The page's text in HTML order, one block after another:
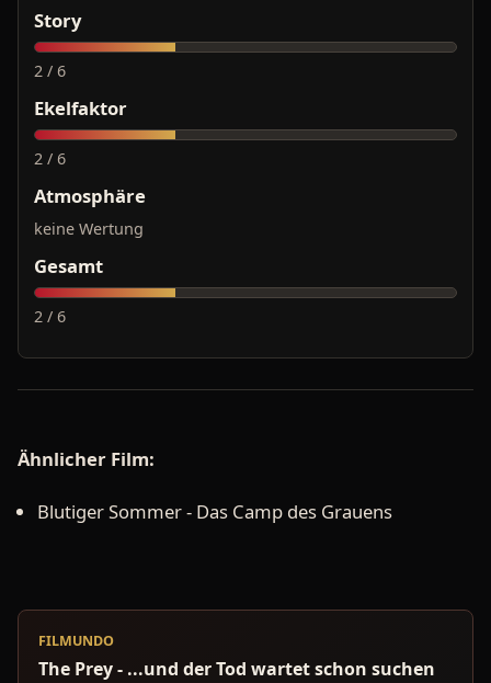
Story
2 / 6
Ekelfaktor
2 / 6
Atmosphäre
keine Wertung
Gesamt
2 / 6
Ähnlicher Film:
Blutiger Sommer - Das Camp des Grauens
FILMUNDO
The Prey - ...und der Tod wartet schon suchen